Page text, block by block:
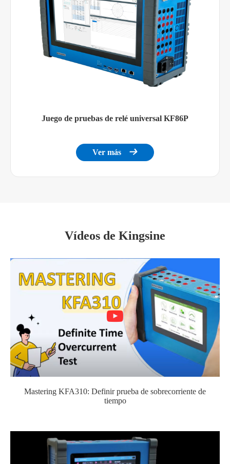
Juego de pruebas de relé universal KF86P
Ver más 
Vídeos de Kingsine
Mastering KFA310: Definir prueba de sobrecorriente de
tiempo